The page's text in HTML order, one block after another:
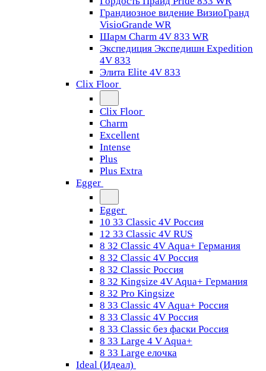
Грандиозное видение ВизиоГранд
VisioGrande WR
Шарм Charm 4V 833 WR
Экспедиция Экспедишн Expedition
4V 833
Элита Elite 4V 833
Clix Floor
Clix Floor
Charm
Excellent
Intense
Plus
Plus Extra
Egger
Egger
10 33 Classic 4V Россия
12 33 Classic 4V RUS
8 32 Classic 4V Aqua+ Германия
8 32 Classic 4V Россия
8 32 Classic Россия
8 32 Kingsize 4V Aqua+ Германия
8 32 Pro Kingsize
8 33 Classic 4V Aqua+ Россия
8 33 Classic 4V Россия
8 33 Classic без фаски Россия
8 33 Large 4 V Aqua+
8 33 Large елочка
Ideal (Идеал)